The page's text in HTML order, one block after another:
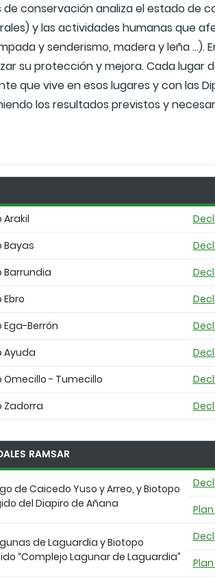
conservación analiza el estado de
y las actividades humanas que
y senderismo, madera y leña …).
su protección y mejora. Cada
que vive en esos lugares y con las
los resultados previstos y
Arakil
Bayas
Barrundia
Ebro
Ega-Berrón
Ayuda
Omecillo - Tumecillo
Zadorra
RAMSAR
de Caicedo Yuso y Arreo, y Biotopo
del Diapiro de Añana
de Laguardia y Biotopo
“Complejo Lagunar de Laguardia”